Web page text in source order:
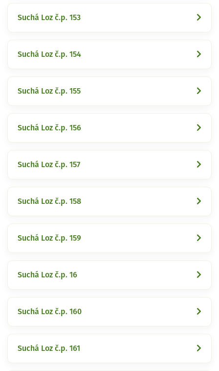
Suchá Loz č.p. 153
Suchá Loz č.p. 154
Suchá Loz č.p. 155
Suchá Loz č.p. 156
Suchá Loz č.p. 157
Suchá Loz č.p. 158
Suchá Loz č.p. 159
Suchá Loz č.p. 16
Suchá Loz č.p. 160
Suchá Loz č.p. 161